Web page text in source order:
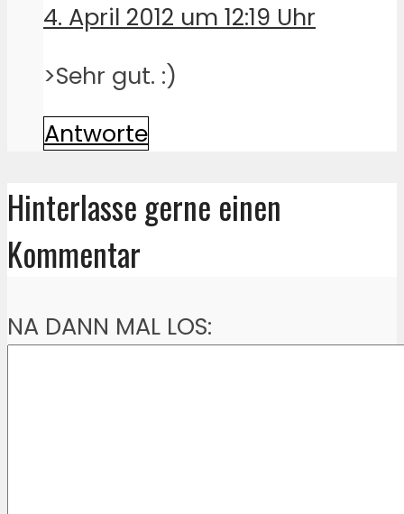
4. April 2012 um 12:19 Uhr
>Sehr gut. :)
Antworte
Hinterlasse gerne einen
Kommentar
NA DANN MAL LOS: